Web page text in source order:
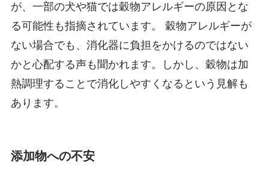
が、一部の犬や猫では穀物アレルギーの原因とな
る可能性も指摘されています。 穀物アレルギーが
ない場合でも、消化器に負担をかけるのではない
かと心配する声も聞かれます。しかし、穀物は加
熱調理することで消化しやすくなるという見解も
あります。
添加物への不安